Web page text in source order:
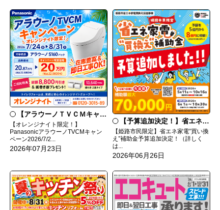
【アラウーノＴＶＣＭキャンペーン】
【オレンジナイト限定！】
PanasonicアラウーノTVCMキャン
ペーン2026/7/2...
2026年07月23日
【予算追加決定！】省エネ家電”買い換え”補助金
【姫路市民限定】省エネ家電”買い換
え”補助金予算追加決定！（詳しく
は...
2026年06月26日